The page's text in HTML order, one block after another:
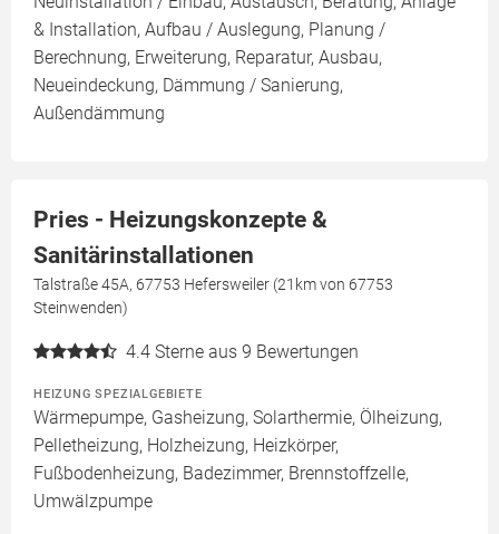
& Installation, Aufbau / Auslegung, Planung /
Berechnung, Erweiterung, Reparatur, Ausbau,
Neueindeckung, Dämmung / Sanierung,
Außendämmung
Pries - Heizungskonzepte &
Sanitärinstallationen
Talstraße 45A, 67753 Hefersweiler (21km von 67753
Steinwenden)
4.4 Sterne aus 9 Bewertungen
HEIZUNG SPEZIALGEBIETE
Wärmepumpe, Gasheizung, Solarthermie, Ölheizung,
Pelletheizung, Holzheizung, Heizkörper,
Fußbodenheizung, Badezimmer, Brennstoffzelle,
Umwälzpumpe